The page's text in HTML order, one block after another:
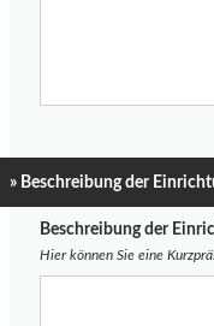
» Beschreibung der
Beschreibung der
Hier können Sie eine